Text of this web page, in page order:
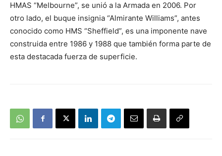
HMAS “Melbourne”, se unió a la Armada en 2006. Por
otro lado, el buque insignia “Almirante Williams”, antes
conocido como HMS “Sheffield”, es una imponente nave
construida entre 1986 y 1988 que también forma parte de
esta destacada fuerza de superficie.